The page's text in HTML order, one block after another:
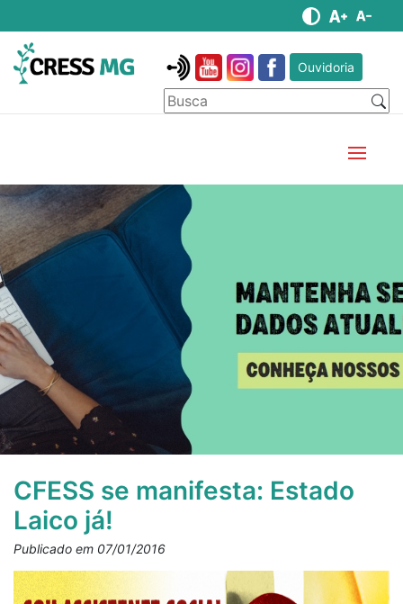
Ouvidoria
CFESS se manifesta: Estado
Laico já!
Publicado em 07/01/2016